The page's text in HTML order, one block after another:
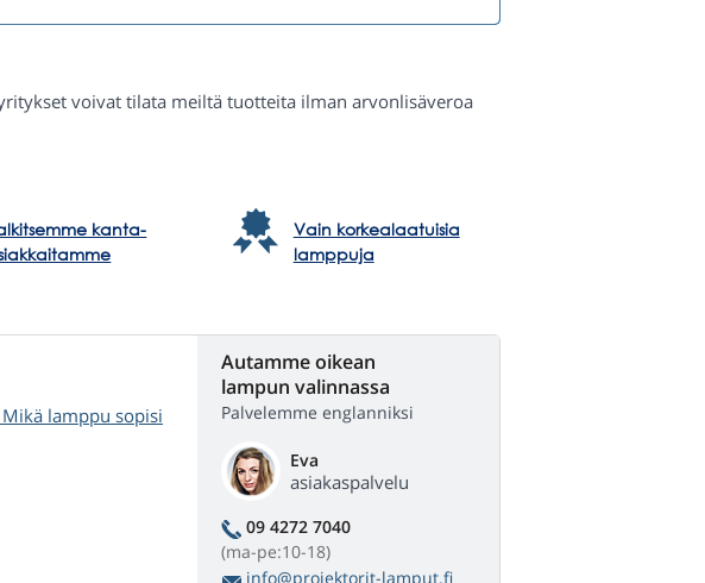
voivat tilata meiltä tuotteita ilman arvonlisäveroa
kanta-
Vain korkealaatuisia
lamppuja
lamppu sopisi
Autamme oikean
lampun valinnassa
Palvelemme englanniksi
Eva
asiakaspalvelu
09 4272 7040
(ma-pe:10-18)
info@projektorit-lamput.fi